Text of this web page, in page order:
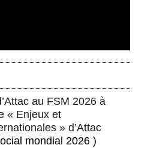
au FSM 2026 à
« Enjeux et
» d’Attac
mondial 2026 )